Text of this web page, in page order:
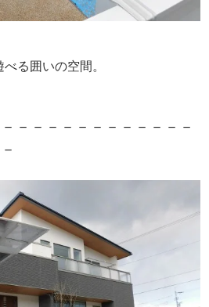
る囲いの空間。
－－－－－－－－－－－－